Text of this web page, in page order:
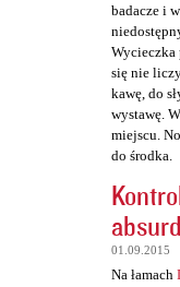
badacze i
Wycieczka
się nie
kawę, do
wystawę.
miejscu.
do środka.
01.09.2015
Na łamach